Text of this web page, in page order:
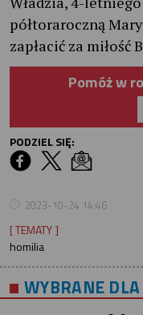
półtoraroczną
zapłacić za miłość
Pomóż w
PODZIEL SIĘ:
2023-10-24 14:46
[ TEMATY ]
homilia
WYBRANE